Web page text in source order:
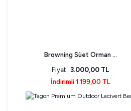
Browning Süet Orman ...
Fiyat : 3.000,00 TL
İndirimli 1.199,00 TL